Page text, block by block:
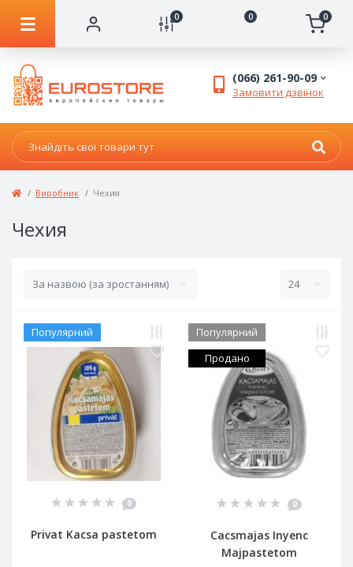
0 0 0
(066) 261-90-09
Замовити дзвінок
Виробник Чехия
Чехия
Популярний
0
Privat Kacsa pastetom
Популярний
Продано
0
Cacsmajas Inyenc
Majpastetom